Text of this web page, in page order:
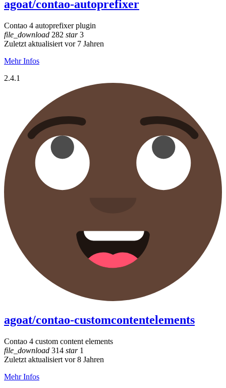
agoat/contao-autoprefixer
Contao 4 autoprefixer plugin
file_download 282 star3
Zuletzt aktualisiert vor 7 Jahren
Mehr Infos
2.4.1
agoat/contao-customcontentelements
Contao 4 custom content elements
file_download 314 star1
Zuletzt aktualisiert vor 8 Jahren
Mehr Infos